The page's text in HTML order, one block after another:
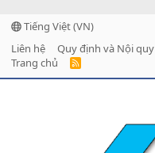
Tiếng Việt (VN)
Liên hệ
Quy định và Nội quy
Trang chủ
R